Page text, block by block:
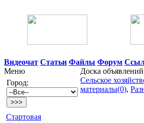
Видеочат Статьи Файлы Форум
Меню
Город:
Стартовая
Доска
Сельское
материалы(0),